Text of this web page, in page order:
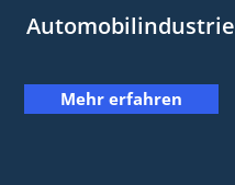
Automobilindustrie
Mehr erfahren